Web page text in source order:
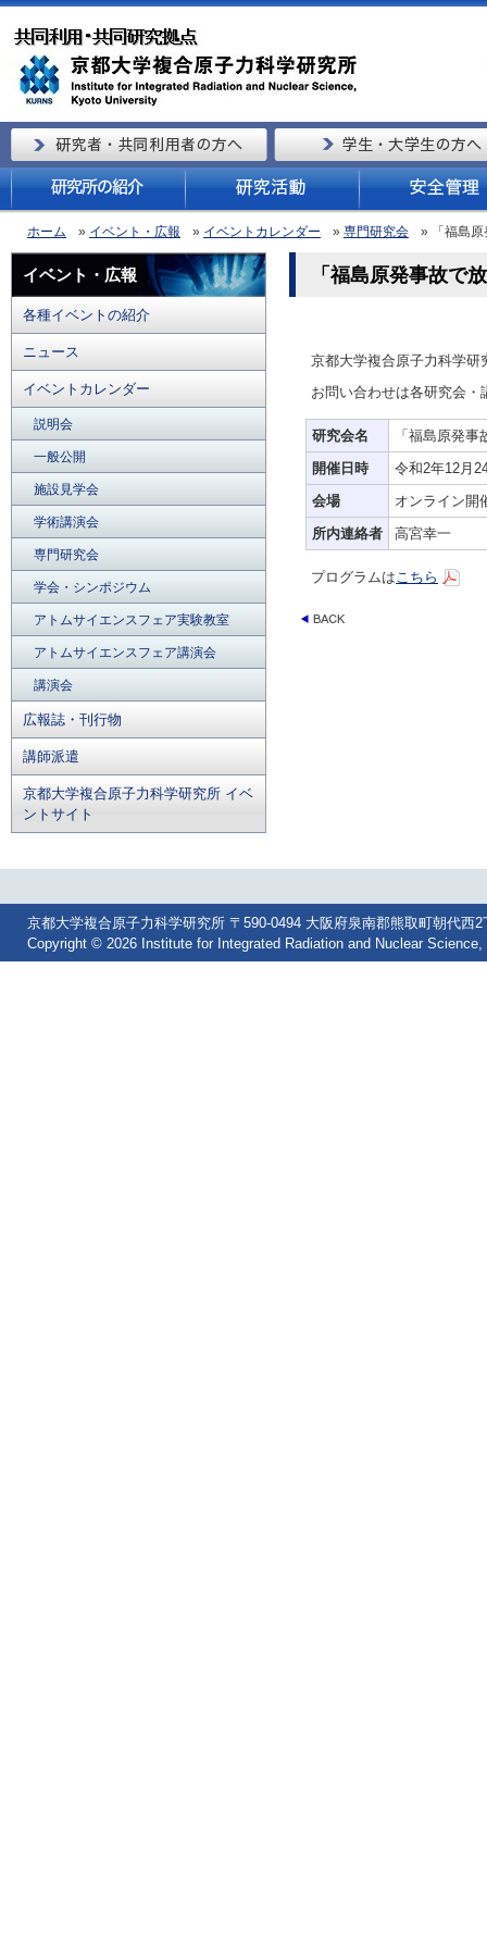
ホーム » イベント・広報 » イベントカレンダー » 専門研究会 » 「福島
イベント・広報
各種イベントの紹介
ニュース
イベントカレンダー
説明会
一般公開
施設見学会
学術講演会
専門研究会
学会・シンポジウム
アトムサイエンスフェア実験教室
アトムサイエンスフェア講演会
講演会
広報誌・刊行物
講師派遣
京都大学複合原子力科学研究所 イベ
ントサイト
「福島原発事故で
京都大学複合原子力科学研
お問い合わせは各研究会
研究会名
「福島原発
開催日時
令和2年12月
会場
オンライン開
所内連絡者
高宮幸一
プログラムはこちら
京都大学複合原子力科学研究所 〒590-0494 大阪府泉南郡熊取町朝代西
Copyright © 2026 Institute for Integrated Radiation and Nuclear